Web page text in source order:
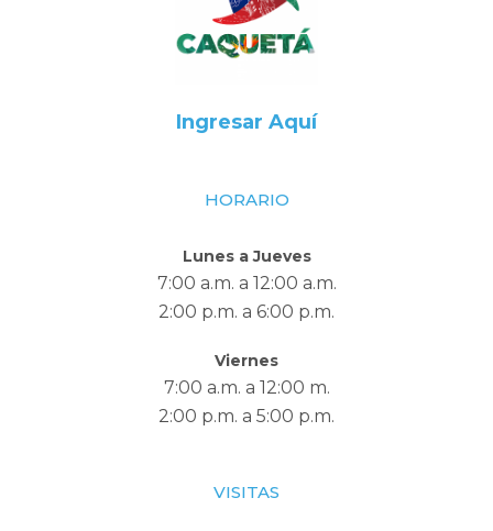
Ingresar Aquí
HORARIO
Lunes a Jueves
7:00 a.m. a 12:00 a.m.
2:00 p.m. a 6:00 p.m.
Viernes
7:00 a.m. a 12:00 m.
2:00 p.m. a 5:00 p.m.
VISITAS